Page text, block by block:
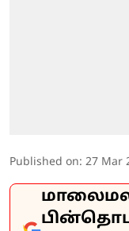
Published on: 27 Mar